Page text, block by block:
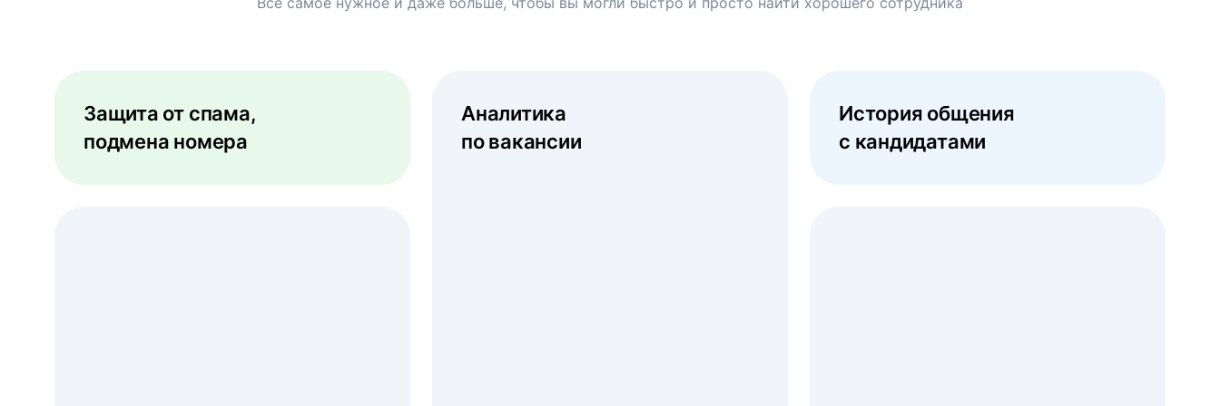
Защита от спама,
подмена номера
Аналитика
по вакансии
История общения
с кандидатами